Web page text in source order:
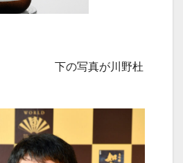
下の写真が川野杜